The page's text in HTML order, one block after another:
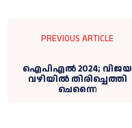
PREVIOUS ARTICLE
ഐപിഎൽ 2024; വിജയ
വഴിയിൽ തിരിച്ചെത്തി
ചെന്നൈ